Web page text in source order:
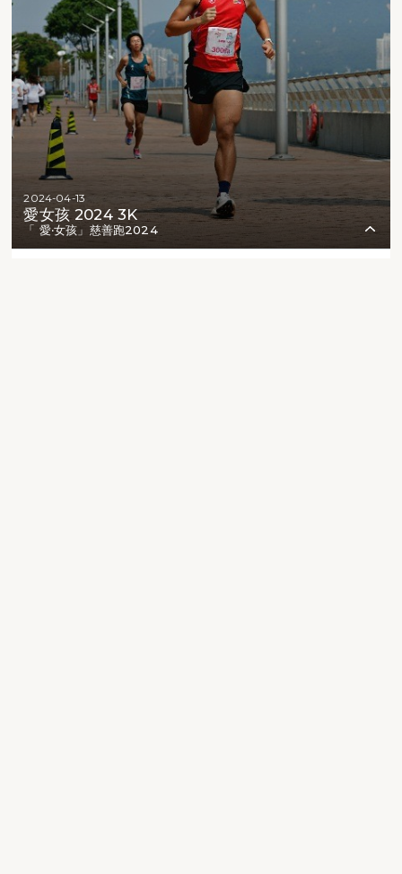
2024-04-13
愛女孩 2024 3K
「 愛‧女孩」慈善跑2024